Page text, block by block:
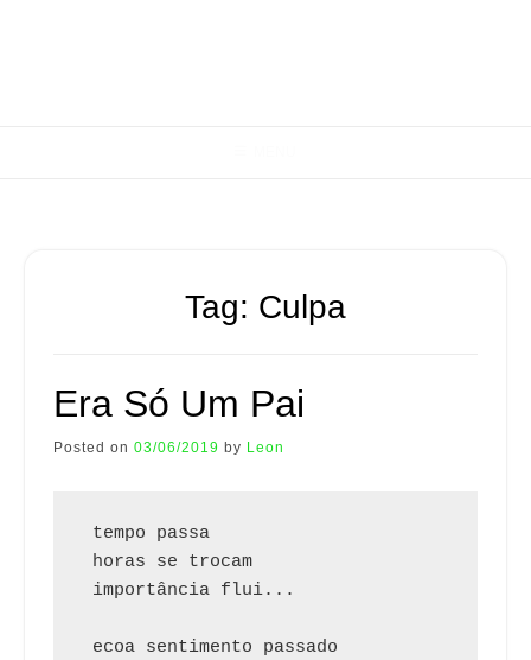
Tag: Culpa
Era Só Um Pai
Posted on 03/06/2019 by Leon
tempo passa
horas se trocam
importância flui...
ecoa sentimento passado